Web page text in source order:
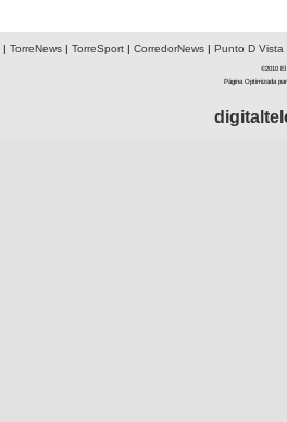
| TorreNews| TorreSport| CorredorNews| Punto D Vista
©2010 El
Página Optimizada